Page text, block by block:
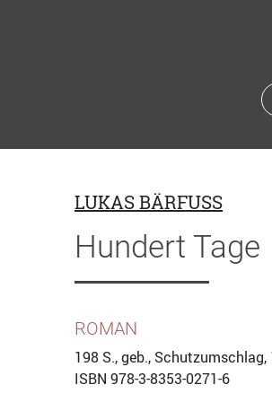
LUKAS BÄRFUSS
Hundert Tage
ROMAN
198 S., geb.,
ISBN 978-3-8353-0271-6